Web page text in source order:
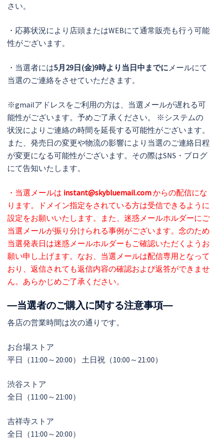
さい。
・応募状況により店頭またはWEBにて通常販売も行う可能
性がございます。
・当選者には5月29日(金)9時より当日中までに メールにて
当選のご連絡をさせていただきます。
※gmailアドレスをご利用の方は、当選メールが遅れる可
能性がございます。予めご了承ください。 ※システムの
状況によりご連絡の時間を延長する可能性がございます。
また、発売日の変更や物流の影響により当選のご連絡日程
が変更になる可能性がございます。その際はSNS・ブログ
にて告知いたします。
・当選メールは instant@skybluemail.comからの配信にな
ります。ドメイン指定をされている方は受信できるように
設定をお願いいたします。また、迷惑メールホルダーにご
当選メールが振り分けられる事例がございます。念のため
当選発表日は迷惑メールホルダーもご確認いただくようお
願い申し上げます。なお、当選メールは配信専用となって
おり、返信されても返信内容の確認および返答ができませ
ん。あらかじめご了承ください。
―当選者のご購入に関する注意事項―
各店の営業時間は次の通りです。
お台場ストア
平日（11:00～20:00） 土日祝（10:00～21:00）
渋谷ストア
全日（11:00～21:00）
吉祥寺ストア
全日（11:00～20:00）